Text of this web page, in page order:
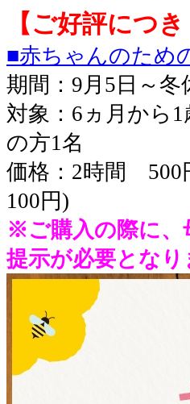
【ご好評につ
■赤ちゃんのため
期間：9月5日～
対象：6ヵ月から
の方1名
価格：2時間 500
100円)
※ご購入の際に、
提示が必要とな